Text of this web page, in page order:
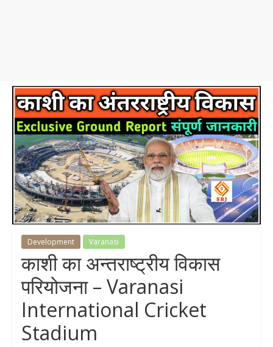
Development Varanasi
काशी का अन्तराष्ट्रीय विकास
परियोजना – Varanasi
International Cricket
Stadium